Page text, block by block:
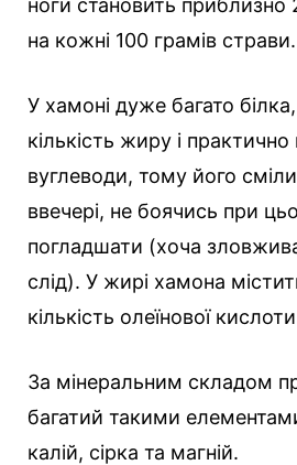
ноги становить приблизно
на кожні 100 грамів страви.
У хамоні дуже багато
кількість жиру і практично
вуглеводи, тому його
ввечері, не боячись при
погладшати (хоча
слід). У жирі хамона
кількість олеїнової
За мінеральним складом
багатий такими
калій, сірка та магній.